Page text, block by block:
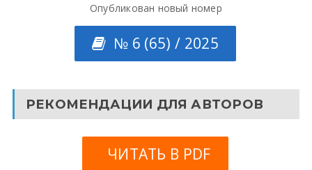
Опубликован новый номер
№ 6 (65) / 2025
РЕКОМЕНДАЦИИ ДЛЯ АВТОРОВ
ЧИТАТЬ В PDF